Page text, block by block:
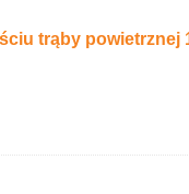
trąby powietrznej